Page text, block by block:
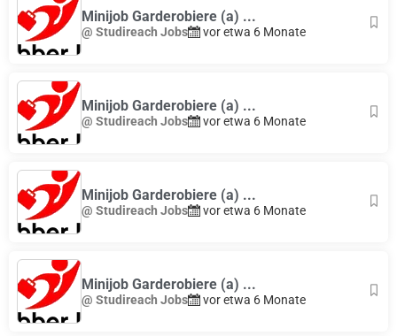
Minijob Garderobiere (a) ...
@ Studireach Jobs vor etwa 6 Monate
Minijob Garderobiere (a) ...
@ Studireach Jobs vor etwa 6 Monate
Minijob Garderobiere (a) ...
@ Studireach Jobs vor etwa 6 Monate
Minijob Garderobiere (a) ...
@ Studireach Jobs vor etwa 6 Monate